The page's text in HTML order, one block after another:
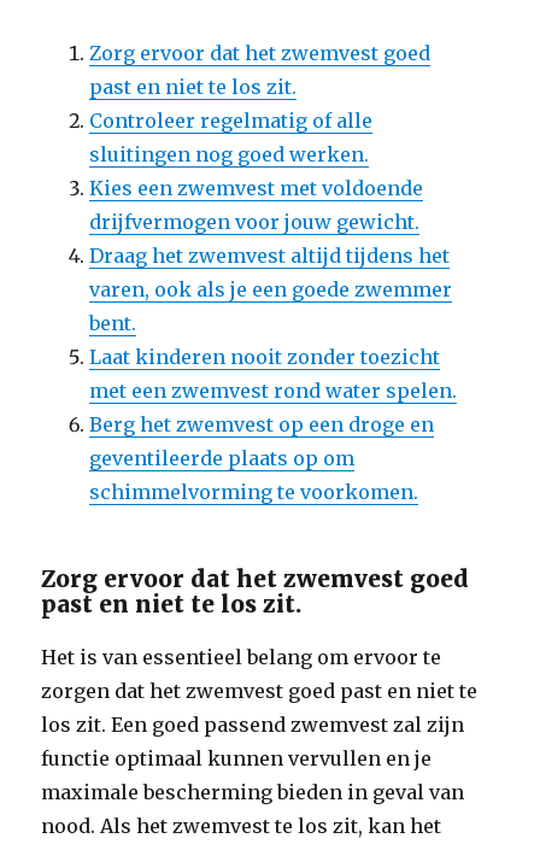
Zorg ervoor dat het zwemvest goed
past en niet te los zit.
Controleer regelmatig of alle
sluitingen nog goed werken.
Kies een zwemvest met voldoende
drijfvermogen voor jouw gewicht.
Draag het zwemvest altijd tijdens het
varen, ook als je een goede zwemmer
bent.
Laat kinderen nooit zonder toezicht
met een zwemvest rond water spelen.
Berg het zwemvest op een droge en
geventileerde plaats op om
schimmelvorming te voorkomen.
Zorg ervoor dat het zwemvest goed
past en niet te los zit.
Het is van essentieel belang om ervoor te
zorgen dat het zwemvest goed past en niet te
los zit. Een goed passend zwemvest zal zijn
functie optimaal kunnen vervullen en je
maximale bescherming bieden in geval van
nood. Als het zwemvest te los zit, kan het